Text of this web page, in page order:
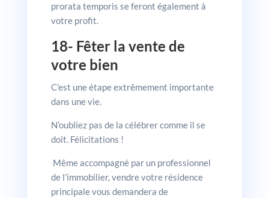
prorata temporis se feront également à
votre profit.
18- Fêter la vente de
votre bien
C’est une étape extrêmement importante
dans une vie.
N’oubliez pas de la célébrer comme il se
doit. Félicitations !
Même accompagné par un professionnel
de l’immobilier, vendre votre résidence
principale vous demandera de